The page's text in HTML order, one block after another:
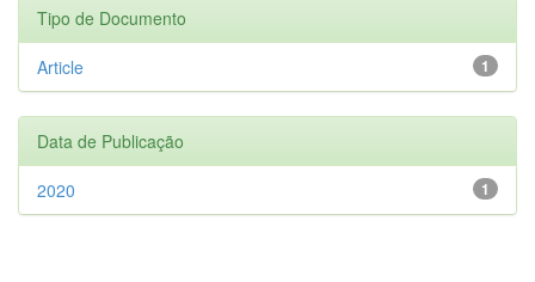
Tipo de Documento
1
Article
Data de Publicação
1
2020